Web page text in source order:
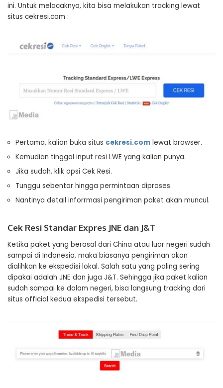
ini. Untuk melacaknya, kita bisa melakukan tracking lewat
situs cekresi.com :
Pertama, kalian buka situs cekresi.com lewat browser.
Kemudian tinggal input resi LWE yang kalian punya.
Jika sudah, klik opsi Cek Resi.
Tunggu sebentar hingga permintaan diproses.
Nantinya detail inforrmasi pengiriman paket akan muncul.
Cek Resi Standar Expres JNE dan J&T
Ketika paket yang berasal dari China atau luar negeri sudah
sampai di Indonesia, maka biasanya pengiriman akan
dialihkan ke ekspedisi lokal. Salah satu yang paling sering
dipakai adalah JNE dan juga J&T. Sehingga jika paket kalian
sudah sampai ke dalam negeri, bisa langsung tracking dari
situs official kedua ekspedisi tersebut.